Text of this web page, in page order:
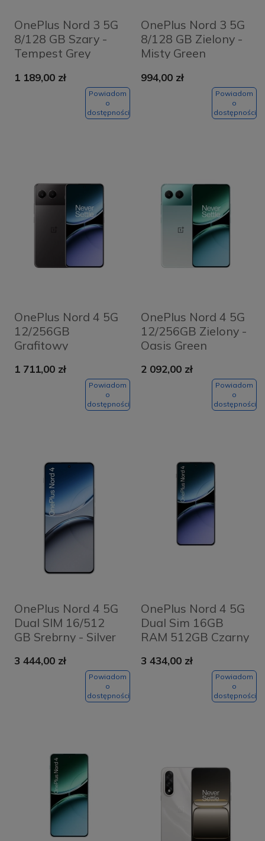
OnePlus Nord 3 5G
8/128 GB Szary -
Tempest Grey
1 189,00 zł
Powiadom
o
dostępności
OnePlus Nord 3 5G
8/128 GB Zielony -
Misty Green
994,00 zł
Powiadom
o
dostępności
OnePlus Nord 4 5G
12/256GB
Grafitowy
Obsidian Midnight
1 711,00 zł
Powiadom
o
dostępności
OnePlus Nord 4 5G
12/256GB Zielony -
Oasis Green
2 092,00 zł
Powiadom
o
dostępności
OnePlus Nord 4 5G
Dual SIM 16/512
GB Srebrny - Silver
3 444,00 zł
Powiadom
o
dostępności
OnePlus Nord 4 5G
Dual Sim 16GB
RAM 512GB Czarny
3 434,00 zł
Powiadom
o
dostępności